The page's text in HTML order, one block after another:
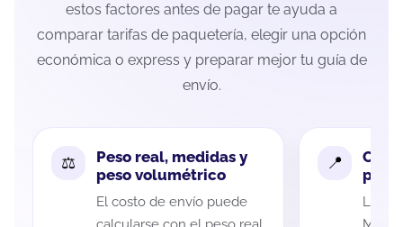
estos factores antes de pagar te ayuda a
comparar tarifas de paquetería, elegir una opción
económica o express y preparar mejor tu guía de
envío.
Peso real, medidas y
peso volumétrico
El costo de envío puede
La